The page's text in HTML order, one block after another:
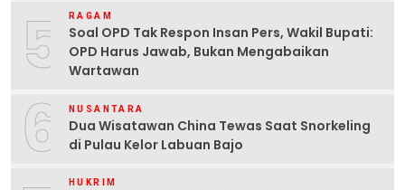
5 RAGAM
Soal OPD Tak Respon Insan Pers, Wakil Bupati:
OPD Harus Jawab, Bukan Mengabaikan
Wartawan
6 NUSANTARA
Dua Wisatawan China Tewas Saat Snorkeling
di Pulau Kelor Labuan Bajo
HUKRIM